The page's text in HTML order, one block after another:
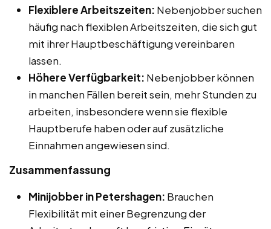
Flexiblere Arbeitszeiten: Nebenjobber suchen
häufig nach flexiblen Arbeitszeiten, die sich gut
mit ihrer Hauptbeschäftigung vereinbaren
lassen.
Höhere Verfügbarkeit: Nebenjobber können
in manchen Fällen bereit sein, mehr Stunden zu
arbeiten, insbesondere wenn sie flexible
Hauptberufe haben oder auf zusätzliche
Einnahmen angewiesen sind.
Zusammenfassung
Minijobber in Petershagen: Brauchen
Flexibilität mit einer Begrenzung der